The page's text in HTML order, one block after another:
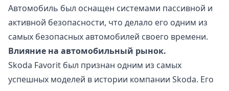
Автомобиль был оснащен системами пассивной и
активной безопасности, что делало его одним из
самых безопасных автомобилей своего времени.
Влияние на автомобильный рынок.
Skoda Favorit был признан одним из самых
успешных моделей в истории компании Skoda. Его